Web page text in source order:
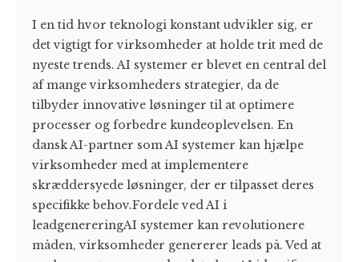
I en tid hvor teknologi konstant udvikler sig, er
det vigtigt for virksomheder at holde trit med de
nyeste trends. AI systemer er blevet en central del
af mange virksomheders strategier, da de
tilbyder innovative løsninger til at optimere
processer og forbedre kundeoplevelsen. En
dansk AI-partner som AI systemer kan hjælpe
virksomheder med at implementere
skræddersyede løsninger, der er tilpasset deres
specifikke behov.Fordele ved AI i
leadgenereringAI systemer kan revolutionere
måden, virksomheder genererer leads på. Ved at